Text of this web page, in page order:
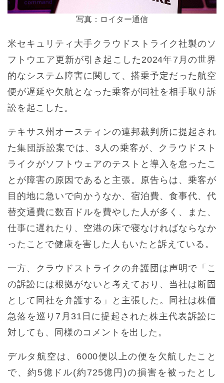
写真：ロイター通信
米セキュリティ大手クラウドストライク社製のソ
フトウエア更新が引き起こした2024年7月の世界
的なシステム障害に関して、搭乗予定だった航空
便が遅延や欠航となった乗客が同社を相手取り訴
訟を起こした。
テキサス州オースティンの連邦裁判所に提起され
た集団訴訟案では、3人の乗客が、クラウドスト
ライクがソフトウェアのテストと導入を怠ったこ
とが障害の原因であると主張。原告らは、乗客が
目的地に急いで向かうなか、宿泊費、食事代、代
替交通費に数百ドルを費やした人が多く、また、
仕事に遅れたり、空港の床で寝なければならなか
ったことで健康を害した人もいたと訴えている。
一方、クラウドストライクの弁護団は声明で「こ
の訴訟には根拠がないと考えており、当社は断固
として同社を弁護する」と主張した。同社は株価
急落を巡り7月31日に提起された株主代表訴訟に
対しても、同様のコメントを出した。
デルタ航空は、6000便以上の便を欠航したこと
で、約5億ドル(約725億円)の損害を被ったとし